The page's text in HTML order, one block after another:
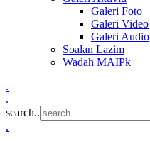
Galeri Foto
Galeri Video
Galeri Audio
Soalan Lazim
Wadah MAIPk
.
.
search..
.